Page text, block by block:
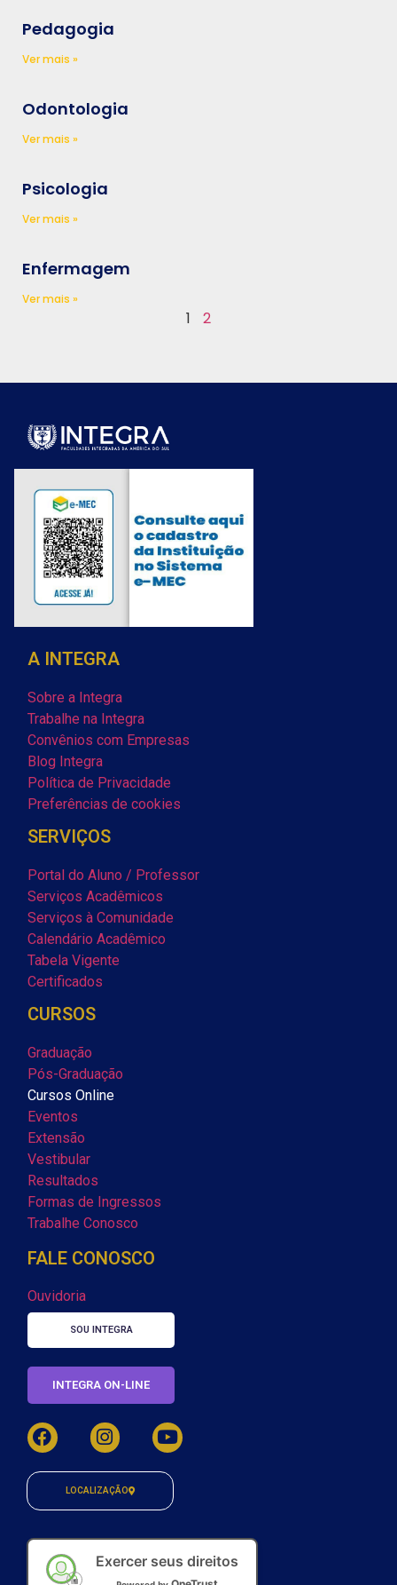
Pedagogia
Ver mais »
Odontologia
Ver mais »
Psicologia
Ver mais »
Enfermagem
Ver mais »
1 2
A INTEGRA
Sobre a Integra
Trabalhe na Integra
Convênios com Empresas
Blog Integra
Política de Privacidade
Preferências de cookies
SERVIÇOS
Portal do Aluno / Professor
Serviços Acadêmicos
Serviços à Comunidade
Calendário Acadêmico
Tabela Vigente
Certificados
CURSOS
Graduação
Pós-Graduação
Cursos Online
Eventos
Extensão
Vestibular
Resultados
Formas de Ingressos
Trabalhe Conosco
FALE CONOSCO
Ouvidoria
SOU INTEGRA
INTEGRA ON-LINE
LOCALIZAÇÃO
Exercer seus direitos